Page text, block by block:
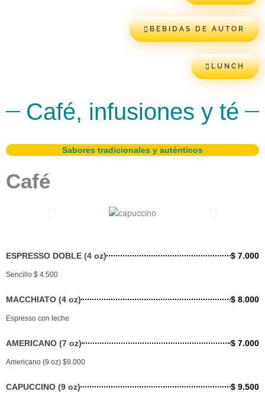
BEBIDAS DE AUTOR
LUNCH
Café, infusiones y té
Sabores tradicionales y auténticos
Café
ESPRESSO DOBLE (4 oz) $ 7.000
Sencillo $ 4.500
MACCHIATO (4 oz) $ 8.000
Espresso con leche
AMERICANO (7 oz) $ 7.000
Americano (9 oz) $9.000
CAPUCCINO (9 oz) $ 9.500